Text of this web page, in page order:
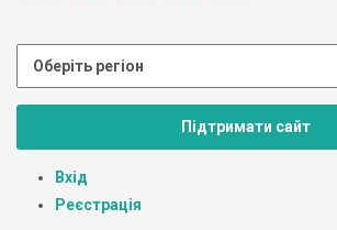
Підтримати сайт
Вхід
Реєстрація